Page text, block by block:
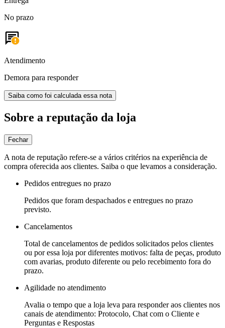
No prazo
Atendimento
Demora para responder
Saiba como foi calculada essa nota
Sobre a reputação da loja
Fechar
A nota de reputação refere-se a vários critérios na experiência de
compra oferecida aos clientes. Saiba o que levamos a consideração.
Pedidos entregues no prazo
Pedidos que foram despachados e entregues no prazo
previsto.
Cancelamentos
Total de cancelamentos de pedidos solicitados pelos clientes
ou por essa loja por diferentes motivos: falta de peças, produto
com avarias, produto diferente ou pelo recebimento fora do
prazo.
Agilidade no atendimento
Avalia o tempo que a loja leva para responder aos clientes nos
canais de atendimento: Protocolo, Chat com o Cliente e
Perguntas e Respostas